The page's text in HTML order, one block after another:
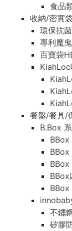
食品
收納/密實
環保抗
專利魔
百寶袋
KiahLoc
餐盤/餐具/
B.Box
BBox
BBox
BBox
BBox
BBox
不鏽
矽膠